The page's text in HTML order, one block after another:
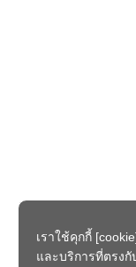
เราใช้คุกกี้
และบริการที่ตรง